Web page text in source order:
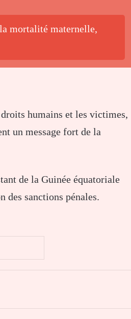
mortalité maternelle,
humains et les victimes,
un message fort de la
de la Guinée équatoriale
des sanctions pénales.